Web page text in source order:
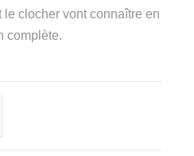
le clocher vont connaître en
complète.